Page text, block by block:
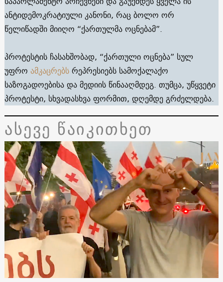
ანტიდემოკრატიული კანონი, რაც ბოლო ორ
წელიწადში მიიღო “ქართულმა ოცნებამ”.
პროტესტის ჩასახშობად, “ქართული ოცნება” სულ
უფრო ამკაცრებსრეპრესიებს სამოქალაქო
საზოგადოებისა და მედიის წინააღმდეგ. თუმცა, უწყვეტი
პროტესტი, სხვადასხვა ფორმით, დღემდე გრძელდება.
ასევე წაიკითხეთ